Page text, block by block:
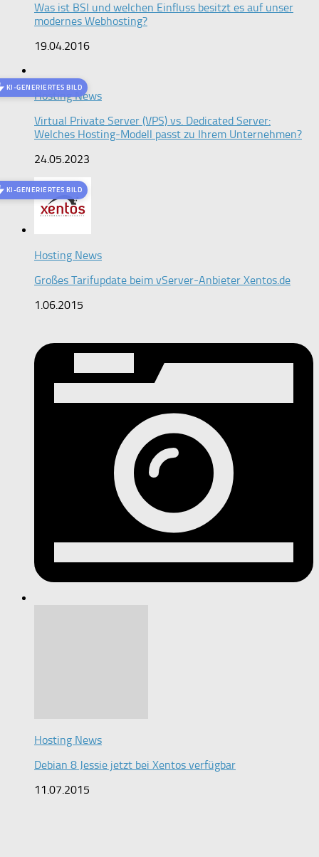
Was ist BSI und welchen Einfluss besitzt es auf unser
modernes Webhosting?
19.04.2016
KI-GENERIERTES BILD
Hosting News
Virtual Private Server (VPS) vs. Dedicated Server:
Welches Hosting-Modell passt zu Ihrem Unternehmen?
24.05.2023
KI-GENERIERTES BILD
Hosting News
Großes Tarifupdate beim vServer-Anbieter Xentos.de
1.06.2015
Hosting News
Debian 8 Jessie jetzt bei Xentos verfügbar
11.07.2015